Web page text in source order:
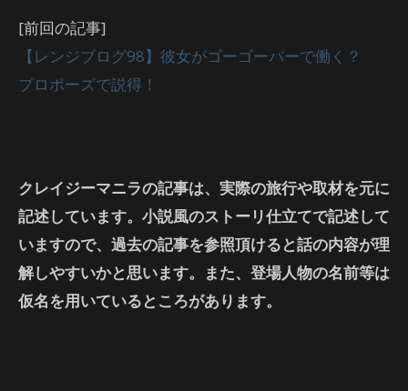
[前回の記事]
【レンジブログ98】彼女がゴーゴーバーで働く？
プロポーズで説得！
クレイジーマニラの記事は、実際の旅行や取材を元に
記述しています。小説風のストーリ仕立てで記述して
いますので、過去の記事を参照頂けると話の内容が理
解しやすいかと思います。また、登場人物の名前等は
仮名を用いているところがあります。